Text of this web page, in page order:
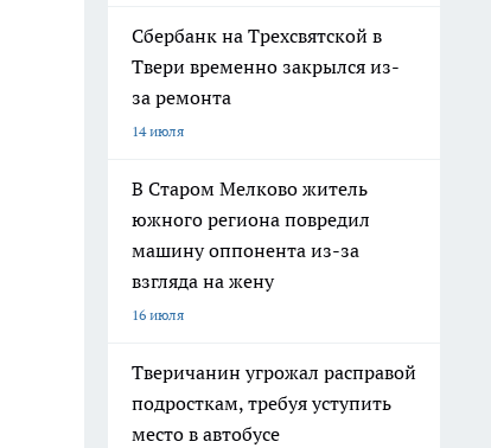
Сбербанк на Трехсвятской в
Твери временно закрылся из-
за ремонта
14 июля
В Старом Мелково житель
южного региона повредил
машину оппонента из-за
взгляда на жену
16 июля
Тверичанин угрожал расправой
подросткам, требуя уступить
место в автобусе